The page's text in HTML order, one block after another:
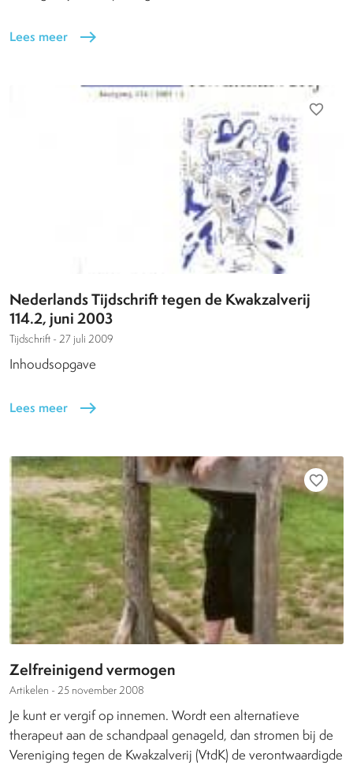
Lees meer east
favorite_border
Nederlands Tijdschrift tegen de Kwakzalverij
114.2, juni 2003
Tijdschrift - 27 juli 2009
Inhoudsopgave
Lees meer east
favorite_border
Zelfreinigend vermogen
Artikelen - 25 november 2008
Je kunt er vergif op innemen. Wordt een alternatieve
therapeut aan de schandpaal genageld, dan stromen bij de
Vereniging tegen de Kwakzalverij (VtdK) de verontwaardigde